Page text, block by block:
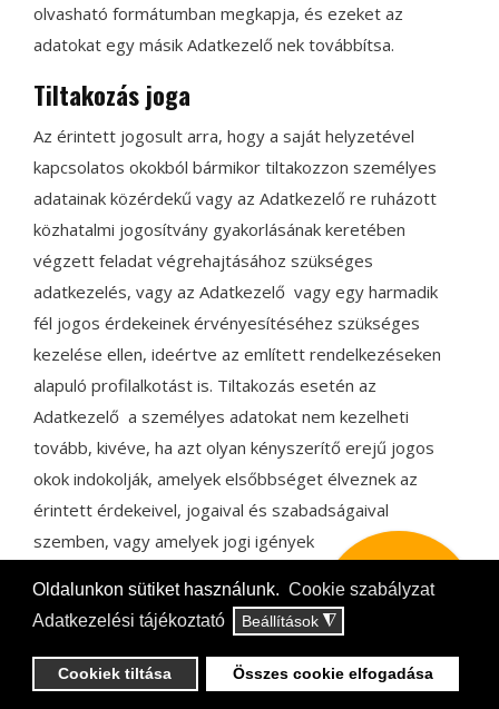
Oldalunkon sütiket használunk. Cookie szabályzat
Adatkezelési tájékoztató
Beállítások ◮
Cookiek tiltása Összes cookie elfogadása
olvasható formátumban megkapja, és ezeket az
adatokat egy másik Adatkezelő nek továbbítsa.
Tiltakozás joga
Az érintett jogosult arra, hogy a saját helyzetével
kapcsolatos okokból bármikor tiltakozzon személyes
adatainak közérdekű vagy az Adatkezelő re ruházott
közhatalmi jogosítvány gyakorlásának keretében
végzett feladat végrehajtásához szükséges
adatkezelés, vagy az Adatkezelő vagy egy harmadik
fél jogos érdekeinek érvényesítéséhez szükséges
kezelése ellen, ideértve az említett rendelkezéseken
alapuló profilalkotást is. Tiltakozás esetén az
Adatkezelő a személyes adatokat nem kezelheti
tovább, kivéve, ha azt olyan kényszerítő erejű jogos
okok indokolják, amelyek elsőbbséget élveznek az
érintett érdekeivel, jogaival és szabadságaival
szemben, vagy amelyek jogi igények
védelméhez kapcsolódnak.
Automatizált döntéshozatal egyedi
ügyekben, beleértve a profilalkotást
AVIVA